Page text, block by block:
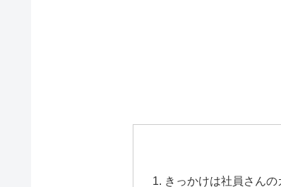
きっかけは社員さん